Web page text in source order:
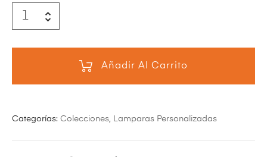
Añadir Al Carrito
Categorías: Colecciones Lamparas Personalizadas